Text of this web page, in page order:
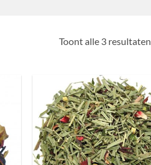
Toont alle 3 resultaten